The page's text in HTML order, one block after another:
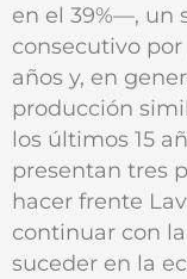
en el 39%—, un
consecutivo
años y, en
producción
los últimos 15
presentan tres
hacer frente
continuar con
suceder en la